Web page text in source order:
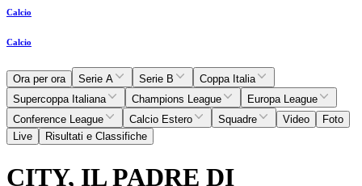
Calcio
Calcio
Ora per ora Serie A Serie B
Coppa Italia
Supercoppa Italiana
Champions League
Europa League
Conference League
Calcio Estero Squadre Video
Foto
Live
Risultati e Classifiche
CITY, IL PADRE DI